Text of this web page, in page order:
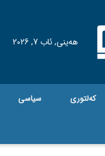
هه‌ینی, ئاب 7, 2026
کەلتوری سیاسی